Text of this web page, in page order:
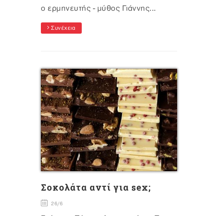
ο ερμηνευτής - μύθος Γιάννης...
Συνέχεια
Σοκολάτα αντί για sex;
26/6